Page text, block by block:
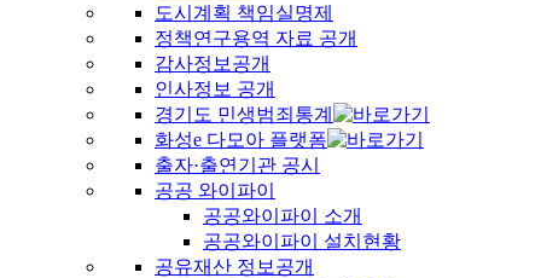
도시계획 책임실명제
정책연구용역 자료 공개
감사정보공개
인사정보 공개
경기도 민생범죄통계
화성e 다모아 플랫폼
출자·출연기관 공시
공공 와이파이
공공와이파이 소개
공공와이파이 설치현황
공유재산 정보공개